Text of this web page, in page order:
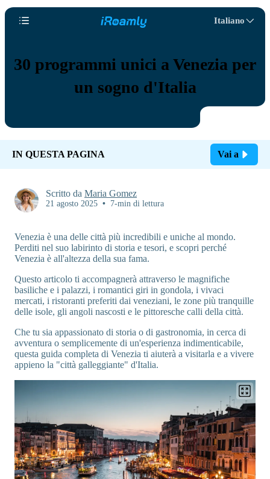
Italiano
30 programmi unici a Venezia per
un sogno d'Italia
IN QUESTA PAGINA Vai a
Scritto da Maria Gomez
21 agosto 2025 • 7-min di lettura
Venezia è una delle città più incredibili e uniche al mondo.
Perditi nel suo labirinto di storia e tesori, e scopri perché
Venezia è all'altezza della sua fama.
Questo articolo ti accompagnerà attraverso le magnifiche
basiliche e i palazzi, i romantici giri in gondola, i vivaci
mercati, i ristoranti preferiti dai veneziani, le zone più tranquille
delle isole, gli angoli nascosti e le pittoresche calli della città.
Che tu sia appassionato di storia o di gastronomia, in cerca di
avventura o semplicemente di un'esperienza indimenticabile,
questa guida completa di Venezia ti aiuterà a visitarla e a vivere
appieno la "città galleggiante" d'Italia.